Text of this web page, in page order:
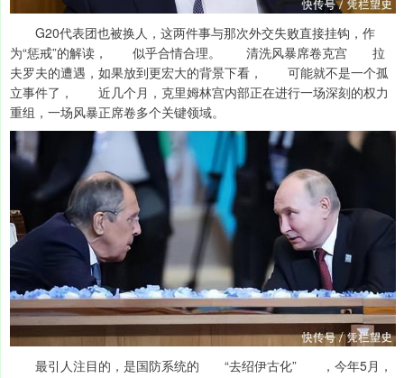
G20代表团也被换人，这两件事与那次外交失败直接挂钩，作
为“惩戒”的解读， 似乎合情合理。 清洗风暴席卷克宫 拉
夫罗夫的遭遇，如果放到更宏大的背景下看， 可能就不是一个孤
立事件了， 近几个月，克里姆林宫内部正在进行一场深刻的权力
重组，一场风暴正席卷多个关键领域。
最引人注目的，是国防系统的 “去绍伊古化” ，今年5月，